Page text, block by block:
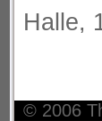
Halle,
© 2006